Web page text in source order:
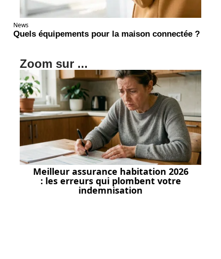
News
Quels équipements pour la maison connectée ?
Zoom sur ...
Meilleur assurance habitation 2026
: les erreurs qui plombent votre
indemnisation